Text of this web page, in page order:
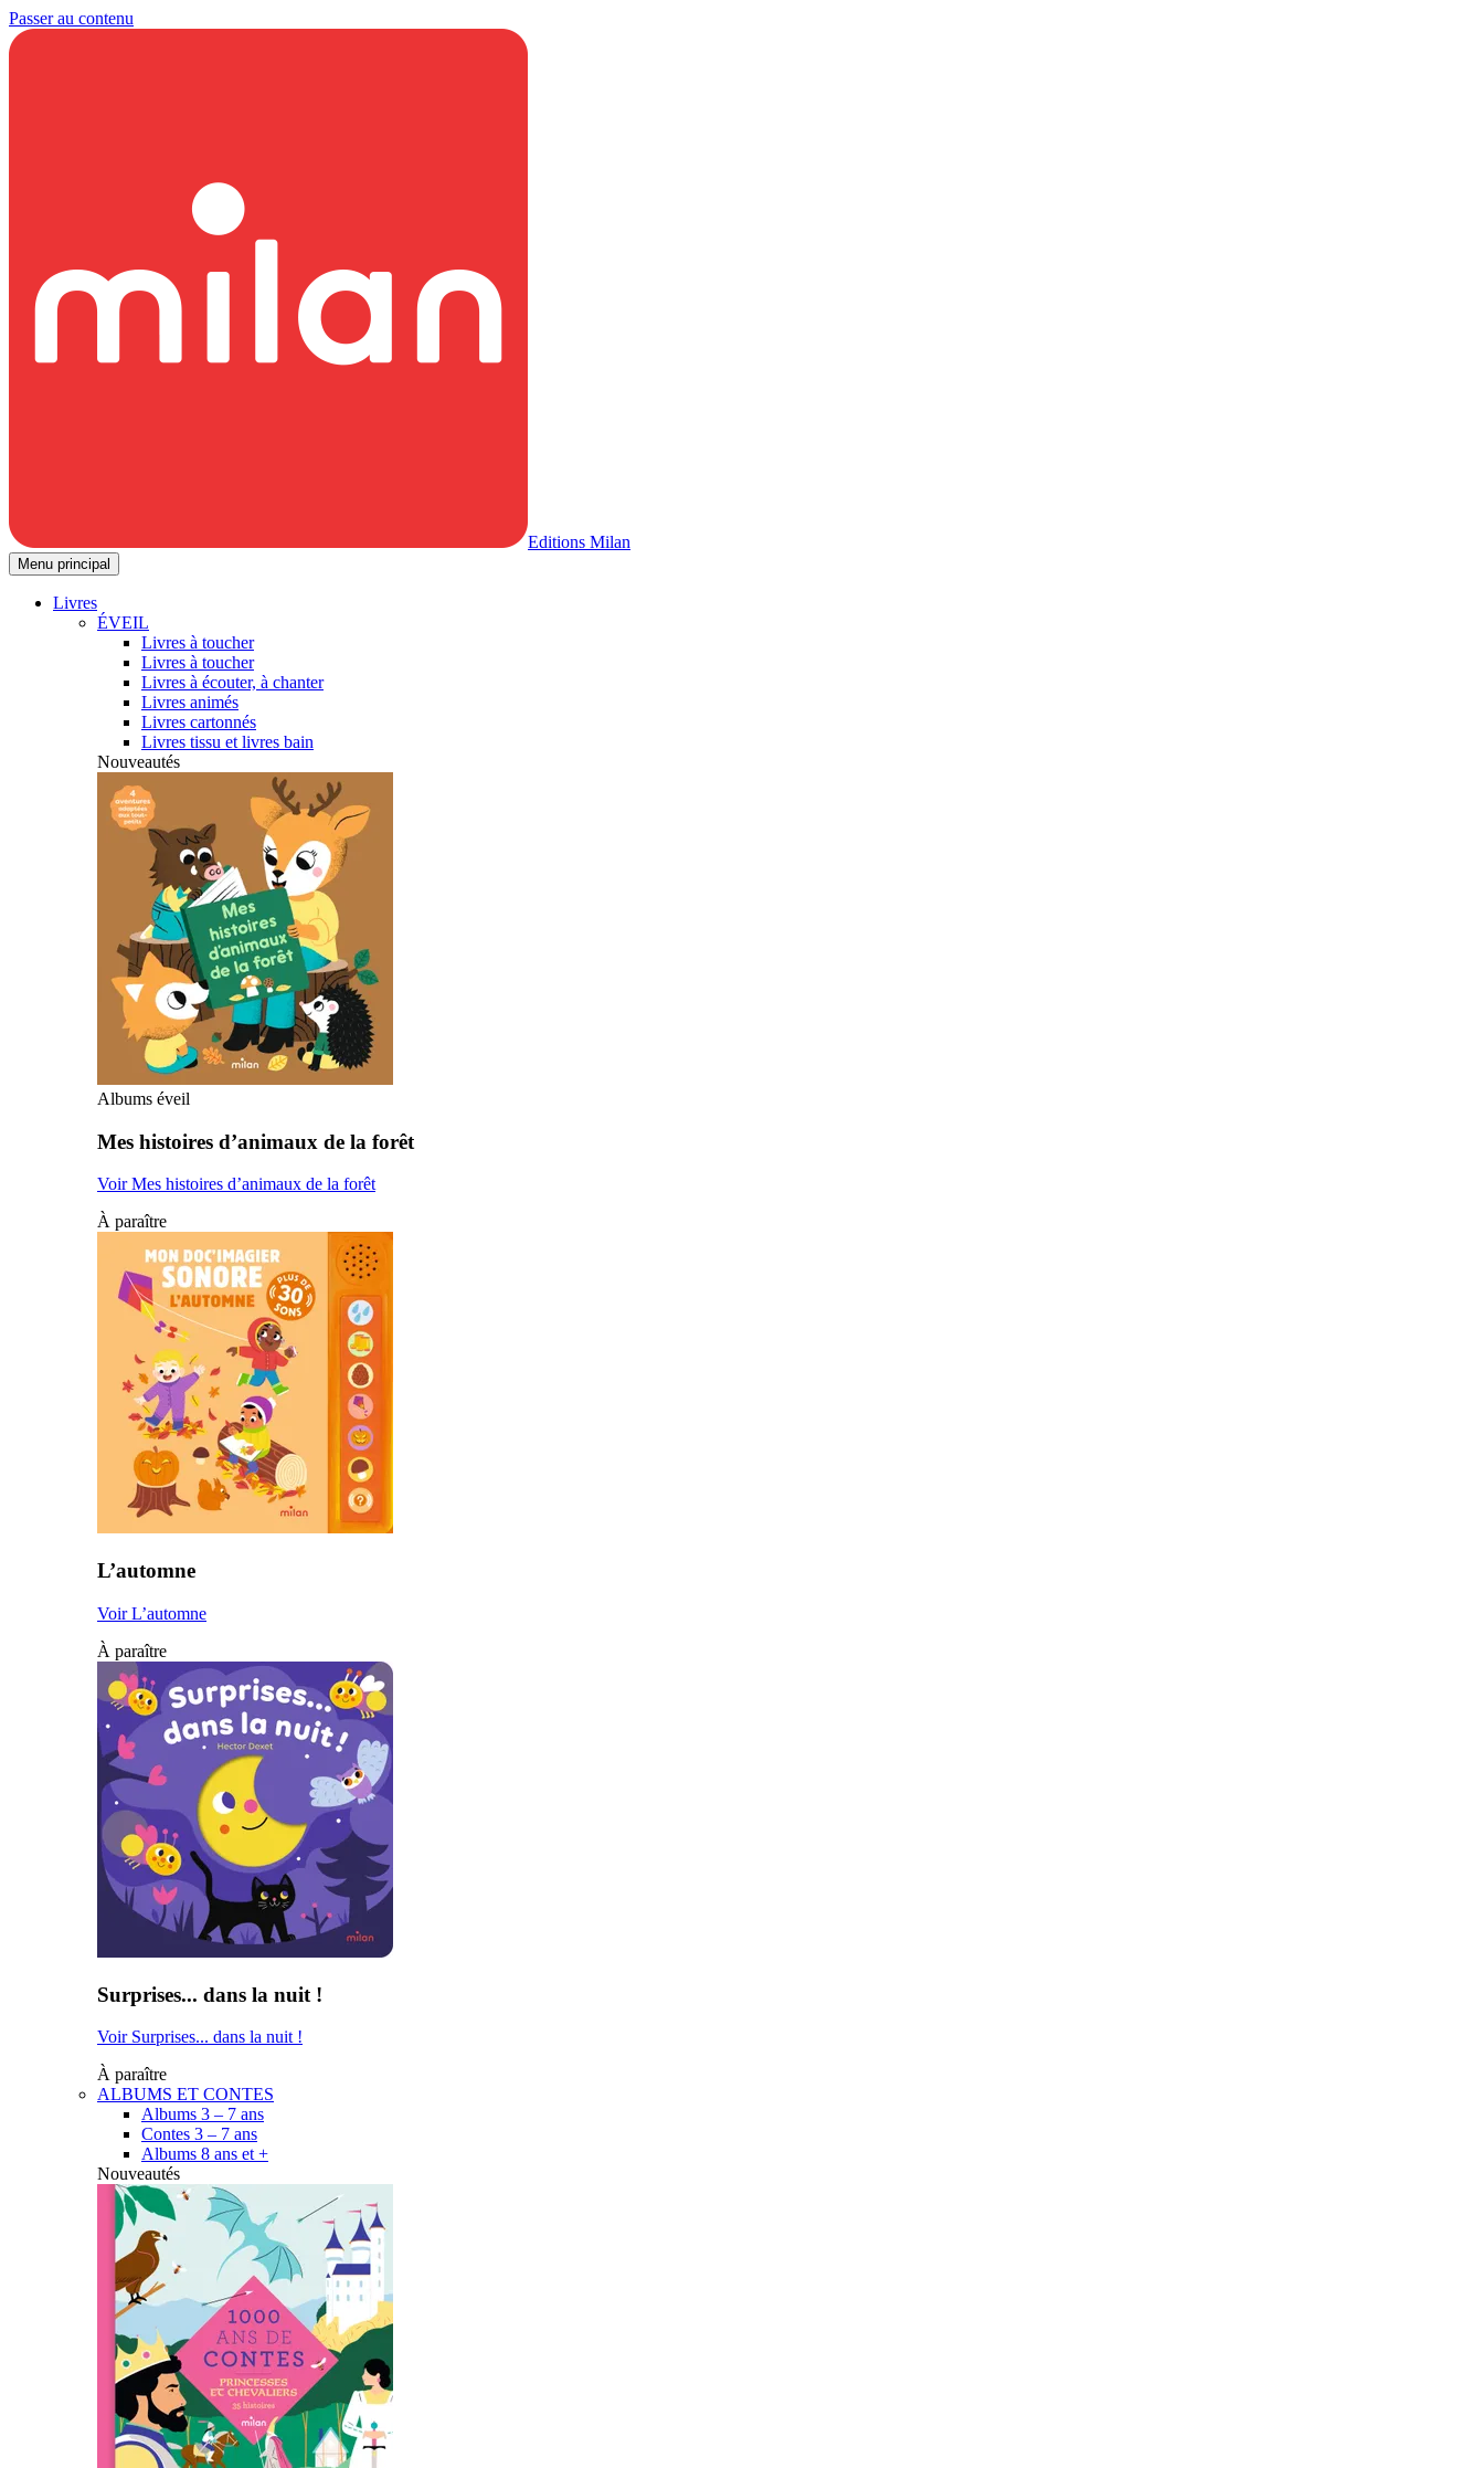
Passer au contenu
Editions Milan
Menu principal
Livres
ÉVEIL
Livres à toucher
Livres à toucher
Livres à écouter, à chanter
Livres animés
Livres cartonnés
Livres tissu et livres bain
Nouveautés
Albums éveil
Mes histoires d’animaux de la forêt
Voir Mes histoires d’animaux de la forêt
À paraître
L’automne
Voir L’automne
À paraître
Surprises... dans la nuit !
Voir Surprises... dans la nuit !
À paraître
ALBUMS ET CONTES
Albums 3 – 7 ans
Contes 3 – 7 ans
Albums 8 ans et +
Nouveautés